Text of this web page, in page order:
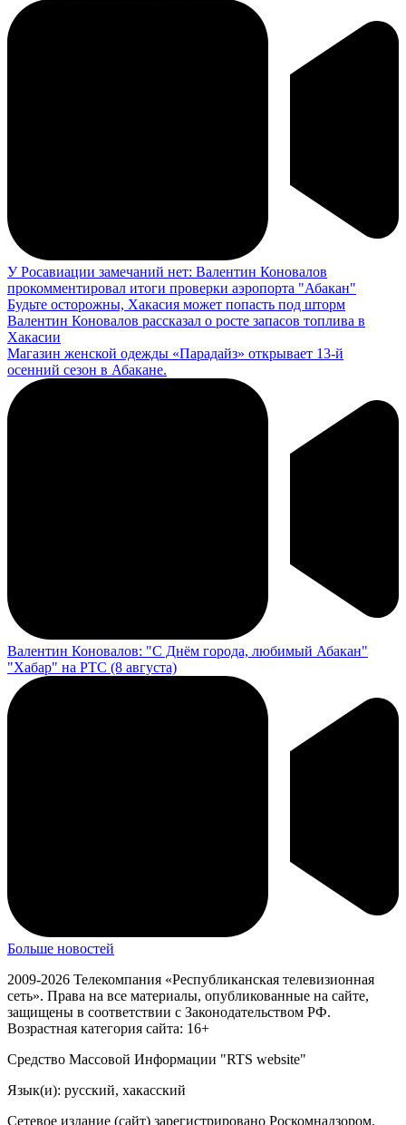
У Росавиации замечаний нет: Валентин Коновалов
прокомментировал итоги проверки аэропорта "Абакан"
Будьте осторожны, Хакасия может попасть под шторм
Валентин Коновалов рассказал о росте запасов топлива в
Хакасии
Магазин женской одежды «Парадайз» открывает 13-й
осенний сезон в Абакане.
Валентин Коновалов: "С Днём города, любимый Абакан"
"Хабар" на РТС (8 августа)
Больше новостей
2009-2026 Телекомпания «Республиканская телевизионная
сеть». Права на все материалы, опубликованные на сайте,
защищены в соответствии с Законодательством РФ.
Возрастная категория сайта: 16+
Средство Массовой Информации "RTS website"
Язык(и): русский, хакасский
Сетевое издание (сайт) зарегистрировано Роскомнадзором.